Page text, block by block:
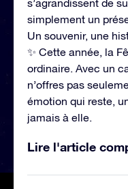
simplement un
Un souvenir, une
✨ Cette année, la
ordinaire. Avec un
n’offres pas
émotion qui reste,
jamais à elle.
Lire l'article